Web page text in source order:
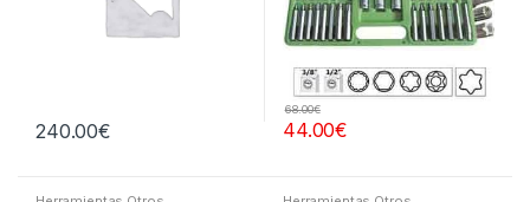
240.00€ 44.00€
68.00€